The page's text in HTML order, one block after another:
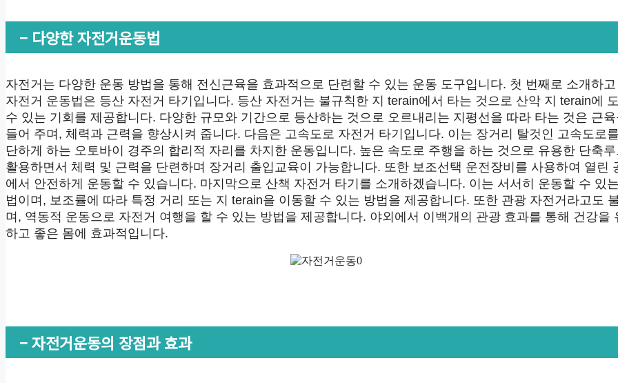
– 다양한 자전거운동법
자전거는 다양한 운동 방법을 통해 전신근육을 효과적으로 단련할 수 있는 운동 도구입니다. 첫 번째로 소개하
자전거 운동법은 등산 자전거 타기입니다. 등산 자전거는 불규칙한 지 terain에서 타는 것으로 산악 지 terain에
수 있는 기회를 제공합니다. 다양한 규모와 기간으로 등산하는 것으로 오르내리는 지평선을 따라 타는 것은 근
들어 주며, 체력과 근력을 향상시켜 줍니다. 다음은 고속도로 자전거 타기입니다. 이는 장거리 탈것인 고속도로
단하게 하는 오토바이 경주의 합리적 자리를 차지한 운동입니다. 높은 속도로 주행을 하는 것으로 유용한 단축
활용하면서 체력 및 근력을 단련하며 장거리 출입교육이 가능합니다. 또한 보조선택 운전장비를 사용하여 열린
에서 안전하게 운동할 수 있습니다. 마지막으로 산책 자전거 타기를 소개하겠습니다. 이는 서서히 운동할 수 있
법이며, 보조률에 따라 특정 거리 또는 지 terain을 이동할 수 있는 방법을 제공합니다. 또한 관광 자전거라고도
며, 역동적 운동으로 자전거 여행을 할 수 있는 방법을 제공합니다. 야외에서 이백개의 관광 효과를 통해 건강을
하고 좋은 몸에 효과적입니다.
– 자전거운동의 장점과 효과